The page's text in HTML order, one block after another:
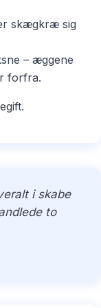
skægkræ sig
– æggene
forfra.
i skabe
to